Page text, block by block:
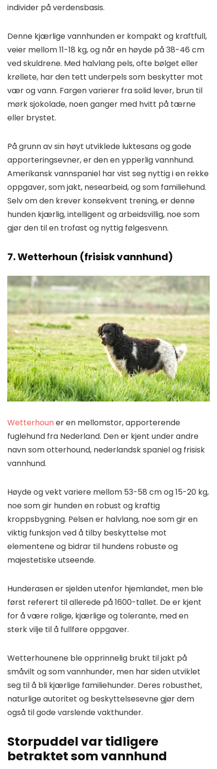
individer på verdensbasis.
Denne kjærlige vannhunden er kompakt og kraftfull,
veier mellom 11-18 kg, og når en høyde på 38-46 cm
ved skuldrene. Med halvlang pels, ofte bølget eller
krøllete, har den tett underpels som beskytter mot
vær og vann. Fargen varierer fra solid lever, brun til
mørk sjokolade, noen ganger med hvitt på tærne
eller brystet.
På grunn av sin høyt utviklede luktesans og gode
apporteringsevner, er den en ypperlig vannhund.
Amerikansk vannspaniel har vist seg nyttig i en rekke
oppgaver, som jakt, nesearbeid, og som familiehund.
Selv om den krever konsekvent trening, er denne
hunden kjærlig, intelligent og arbeidsvillig, noe som
gjør den til en trofast og nyttig følgesvenn.
7. Wetterhoun (frisisk vannhund)
Wetterhouner en mellomstor, apporterende
fuglehund fra Nederland. Den er kjent under andre
navn som otterhound, nederlandsk spaniel og frisisk
vannhund.
Høyde og vekt variere mellom 53-58 cm og 15-20 kg,
noe som gir hunden en robust og kraftig
kroppsbygning. Pelsen er halvlang, noe som gir en
viktig funksjon ved å tilby beskyttelse mot
elementene og bidrar til hundens robuste og
majestetiske utseende.
Hunderasen er sjelden utenfor hjemlandet, men ble
først referert til allerede på 1600-tallet. De er kjent
for å være rolige, kjærlige og tolerante, med en
sterk vilje til å fullføre oppgaver.
Wetterhounene ble opprinnelig brukt til jakt på
småvilt og som vannhunder, men har siden utviklet
seg til å bli kjærlige familiehunder. Deres robusthet,
naturlige autoritet og beskyttelsesevne gjør dem
også til gode varslende vakthunder.
Storpuddel var tidligere
betraktet som vannhund